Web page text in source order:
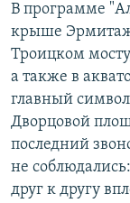
В программе
крыше
Троицком
а также в
главный
Дворцовой
последний
не
друг к другу